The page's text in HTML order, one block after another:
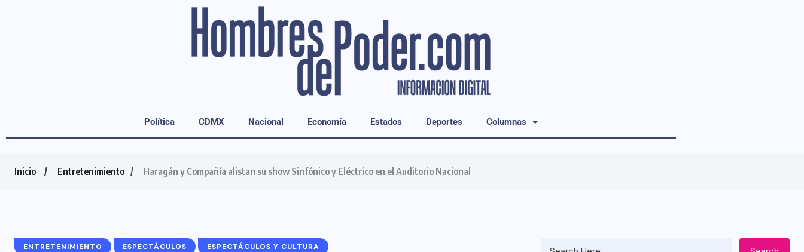
Política CDMX Nacional Economía Estados Deportes Columnas
Inicio Entretenimiento Haragán y Compañía alistan su show Sinfónico y Eléctrico en el Auditorio Nacional
ENTRETENIMIENTO ESPECTÁCULOS ESPECTÁCULOS Y CULTURA